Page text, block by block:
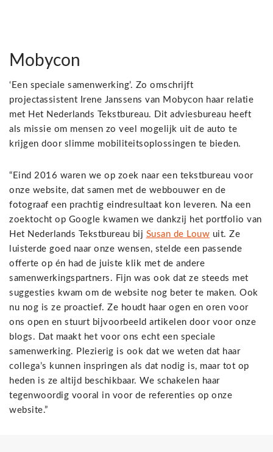
Mobycon
‘Een speciale samenwerking’. Zo omschrijft
projectassistent Irene Janssens van Mobycon haar relatie
met Het Nederlands Tekstbureau. Dit adviesbureau heeft
als missie om mensen zo veel mogelijk uit de auto te
krijgen door slimme mobiliteitsoplossingen te bieden.
“Eind 2016 waren we op zoek naar een tekstbureau voor
onze website, dat samen met de webbouwer en de
fotograaf een prachtig eindresultaat kon leveren. Na een
zoektocht op Google kwamen we dankzij het portfolio van
Het Nederlands Tekstbureau bij Susan de Louw uit. Ze
luisterde goed naar onze wensen, stelde een passende
offerte op én had de juiste klik met de andere
samenwerkingspartners. Fijn was ook dat ze steeds met
suggesties kwam om de website nog beter te maken. Ook
nu nog is ze proactief. Ze houdt haar ogen en oren voor
ons open en stuurt bijvoorbeeld artikelen door voor onze
blogs. Dat maakt het voor ons echt een speciale
samenwerking. Plezierig is ook dat we weten dat haar
collega’s kunnen inspringen als dat nodig is, maar tot op
heden is ze altijd beschikbaar. We schakelen haar
tegenwoordig vooral in voor de referenties op onze
website.”